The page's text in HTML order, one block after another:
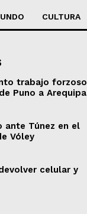
CULTURA
trabajo forzoso
Puno a Arequipa
ante Túnez en el
Vóley
celular y